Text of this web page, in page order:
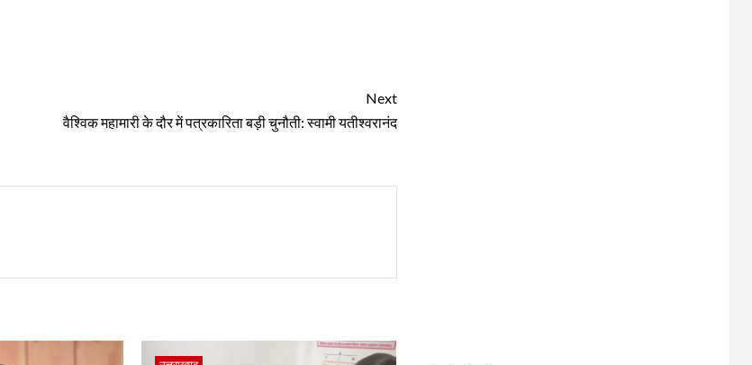
Next
वैश्विक महामारी के दौर में पत्रकारिता बड़ी चुनौती: स्वामी यतीश्वरानंद